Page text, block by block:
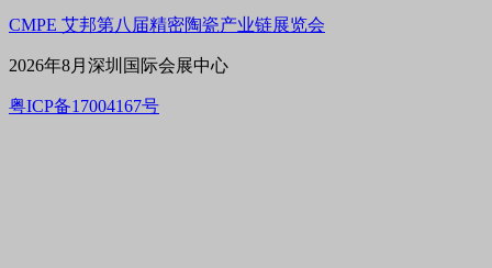
CMPE 艾邦第八届精密陶瓷产业链展览会
2026年8月深圳国际会展中心
粤ICP备17004167号